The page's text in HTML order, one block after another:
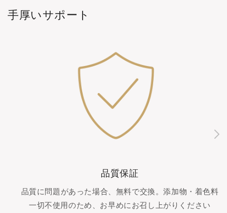
手厚いサポート
品質保証
品質に問題があった場合、無料で交換。添加物・着色料
一切不使用のため、お早めにお召し上がりください